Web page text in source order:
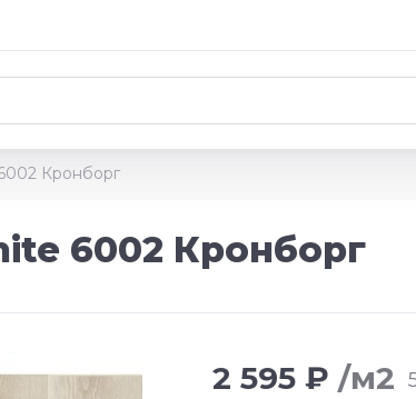
Кронборг
6002 Кронборг
2 595 ₽ /м2